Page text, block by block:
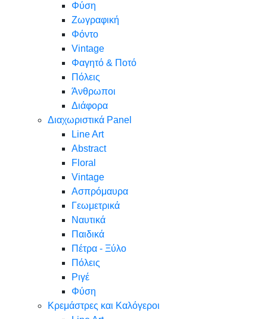
Φύση
Ζωγραφική
Φόντο
Vintage
Φαγητό & Ποτό
Πόλεις
Άνθρωποι
Διάφορα
Διαχωριστικά Panel
Line Art
Abstract
Floral
Vintage
Ασπρόμαυρα
Γεωμετρικά
Ναυτικά
Παιδικά
Πέτρα - Ξύλο
Πόλεις
Ριγέ
Φύση
Κρεμάστρες και Καλόγεροι